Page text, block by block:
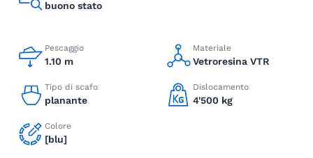
buono stato
Pescaggio
1.10 m
Materiale
Vetroresina VTR
Tipo di scafo
planante
Dislocamento
4'500 kg
Colore
[blu]